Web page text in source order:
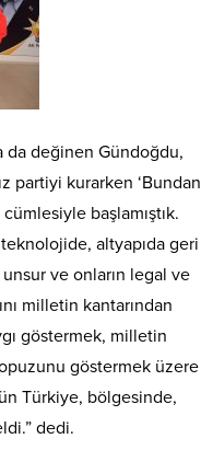
da değinen Gündoğdu,
partiyi kurarken ‘Bundan
başlamıştık.
altyapıda geri
ve onların legal ve
milletin kantarından
göstermek, milletin
göstermek üzere
Türkiye, bölgesinde,
dedi.